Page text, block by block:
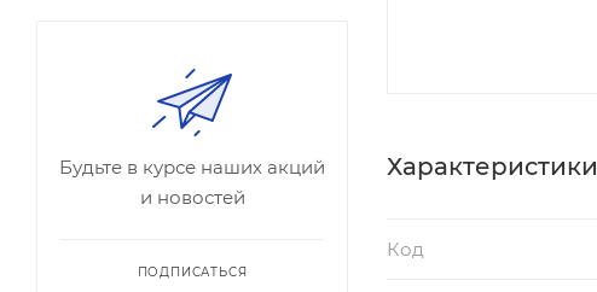
Характеристики
Код
Будьте в курсе наших акций
и новостей
ПОДПИСАТЬСЯ